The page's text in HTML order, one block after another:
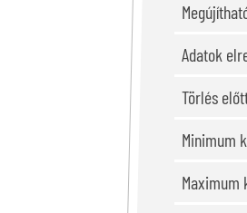
Adatok
Törlés
Minimum
Maximum